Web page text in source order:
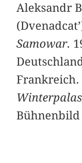
Aleksandr
Samowar.